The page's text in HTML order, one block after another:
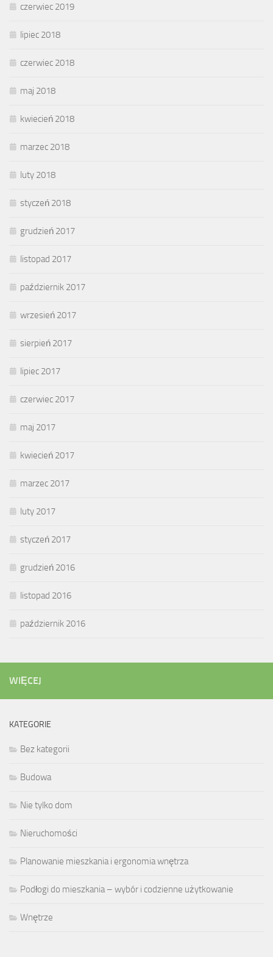
czerwiec 2019
lipiec 2018
czerwiec 2018
maj 2018
kwiecień 2018
marzec 2018
luty 2018
styczeń 2018
grudzień 2017
listopad 2017
październik 2017
wrzesień 2017
sierpień 2017
lipiec 2017
czerwiec 2017
maj 2017
kwiecień 2017
marzec 2017
luty 2017
styczeń 2017
grudzień 2016
listopad 2016
październik 2016
WIĘCEJ
KATEGORIE
Bez kategorii
Budowa
Nie tylko dom
Nieruchomości
Planowanie mieszkania i ergonomia wnętrza
Podłogi do mieszkania – wybór i codzienne użytkowanie
Wnętrze